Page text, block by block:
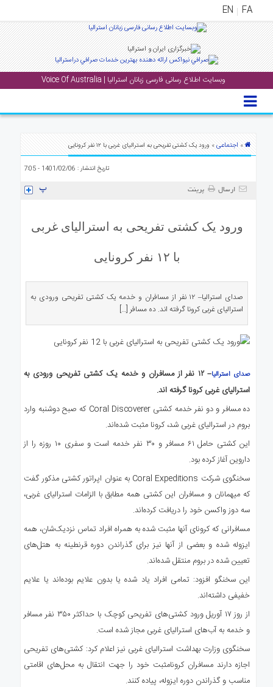
FA
EN
وبسایت اطلاع رسانی فارسی زبانان استرالیا | Voice Of Australia
منوی
اصلی
پادکست
ارتباط
» اجتماعی» ورود یک کشتی تفریحی به استرالیای غربی با ۱۲ نفر کرونایی
تاریخ انتشار : 1401/02/06 - 7:05
ارسال پرینت
ورود یک کشتی تفریحی به استرالیای غربی
با ۱۲ نفر کرونایی
صدای استرالیا– ۱۲ نفر از مسافران و خدمه یک کشتی تفریحی ورودی به
استرالیای غربی کرونا گرفته اند. ده مسافر […]
صدای استرالیا
– ۱۲ نفر از مسافران و خدمه یک کشتی تفریحی ورودی به
استرالیای غربی کرونا گرفته اند.
ده مسافر و دو نفر خدمه کشتی Coral Discoverer که صبح دوشنبه وارد
بروم در استرالیای غربی شد، کرونا مثبت شده‌اند.
این کشتی حامل ۶۱ مسافر و ۳۰ نفر خدمه است و سفری ۱۰ روزه را از
داروین آغاز کرده بود.
سخنگوی شرکت Coral Expeditions به عنوان اپراتور کشتی مذکور گفت
که میهمانان و مسافران این کشتی همه مطابق با الزامات استرالیای غربی،
سه دوز واکسن خود را دریافت کرده‌اند.
مسافرانی که کرونای آنها مثبت شده به همراه افراد تماس نزدیک‌شان، همه
ایزوله شده و بعضی از آنها نیز برای گذراندن دوره قرنطینه به هتل‌‌های
تعیین شده در بروم منتقل شده‌اند.
این سخنگو افزود: تمامی افراد یاد شده یا بدون علایم بوده‌اند یا علایم
خفیفی داشته‌اند.
از روز ۱۷ آوریل ورود کشتی‌های تفریحی کوچک با حداکثر ۳۵۰ نفر مسافر
و خدمه به آب‌های استرالیای غربی مجاز شده است.
سخنگوی وزارت بهداشت استرالیای غربی نیز اعلام کرد: کشتی‌های تفریحی
اجازه دارند مسافران کرونامثبت خود را جهت انتقال به محل‌های اقامتی
مناسب و گذراندن دوره ایزوله، پیاده کنند.